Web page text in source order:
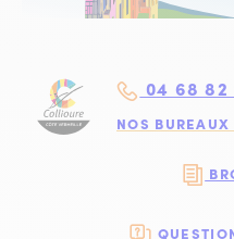
04 68 82
NOS